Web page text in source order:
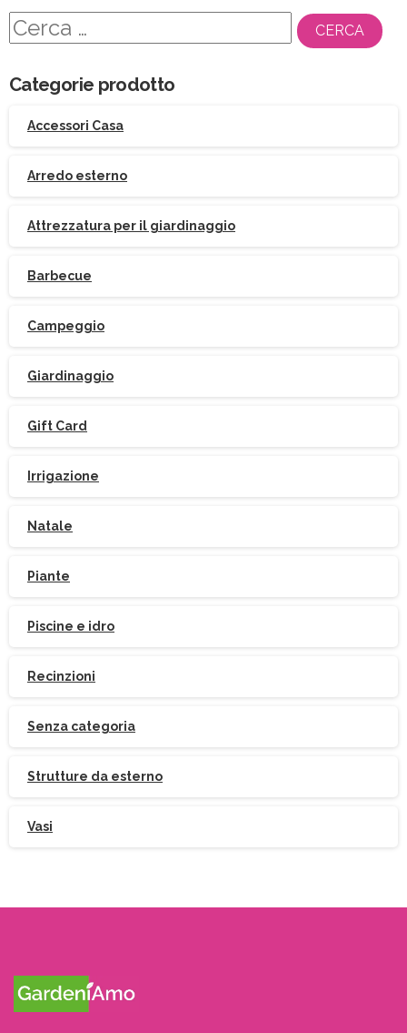
Ricerca
Categorie prodotto
Accessori Casa
Arredo esterno
Attrezzatura per il giardinaggio
Barbecue
Campeggio
Giardinaggio
Gift Card
Irrigazione
Natale
Piante
Piscine e idro
Recinzioni
Senza categoria
Strutture da esterno
Vasi
Indirizzo email:
Accetto le condizioni generali di utilizzo e di